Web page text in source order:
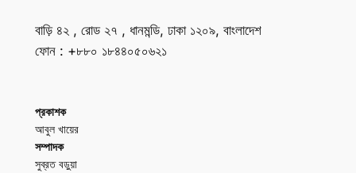
বাড়ি ৪২ , রোড ২৭ , ধানমন্ডি, ঢাকা ১২০৯, বাংলাদেশ
ফোন : +৮৮০ ১৮৪৪০৫০৬২১
প্রকাশক
আবুল খায়ের
সম্পাদক
সুব্রত বড়ুয়া